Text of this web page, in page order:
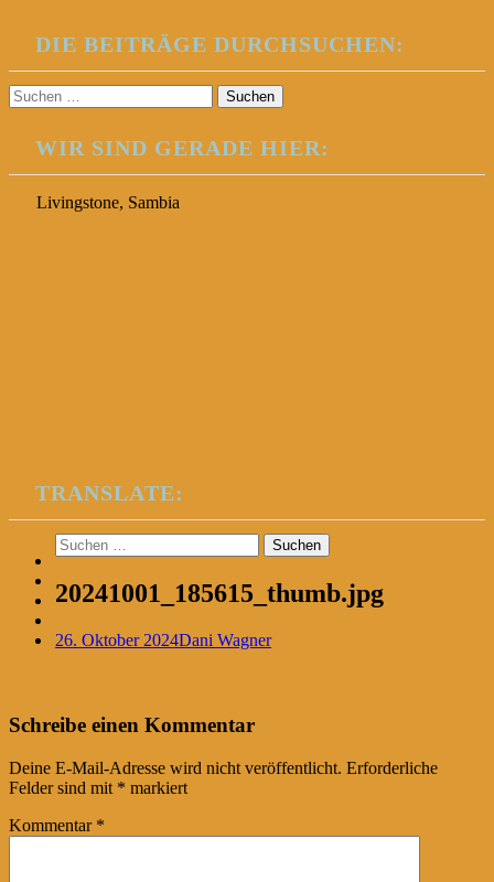
DIE BEITRÄGE DURCHSUCHEN:
Suchen
nach:
WIR SIND GERADE HIER:
Livingstone, Sambia
TRANSLATE:
Suchen
nach:
20241001_185615_thumb.jpg
26. Oktober 2024Dani Wagner
Post
navigation
←
Schreibe einen Kommentar
Deine E-Mail-Adresse wird nicht veröffentlicht. Erforderliche
Felder sind mit * markiert
Kommentar *